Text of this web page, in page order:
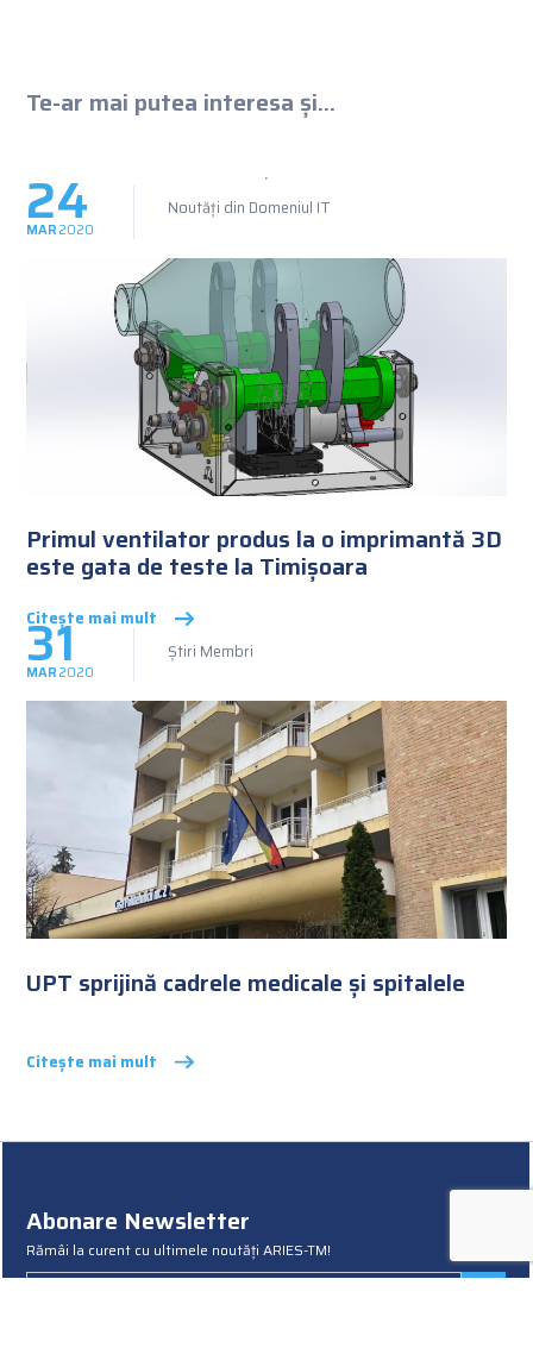
Te-ar mai putea interesa și...
24
MAR2020
Noutăți din Domeniul IT
Primul ventilator produs la o imprimantă 3D
este gata de teste la Timișoara
Citește mai mult
31
MAR2020
Știri Membri
UPT sprijină cadrele medicale și spitalele
Citește mai mult
Abonare Newsletter
Rămâi la curent cu ultimele noutăți ARIES-TM!